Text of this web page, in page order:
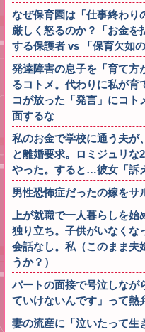
なぜ保育園は「仕事終わり
厳しく怒るのか？「お金を
する保護者 vs 「保育欠如
発達障害の息子を「育て方
るコトメ。代わりに私が育
コが放った「発言」にコ
面するな
私のお金で学校に通う夫が
と離婚要求。ロミジュリな
やった。すると…彼女「訴
男性恐怖症だったの嫁を
上が就職で一人暮らしを
独り立ち。子供がいなくな
会話なし。私（このまま夫
うか？）
パートの面接で号泣しなが
ていけないんです」って熱
妻の流産に「泣いたって生